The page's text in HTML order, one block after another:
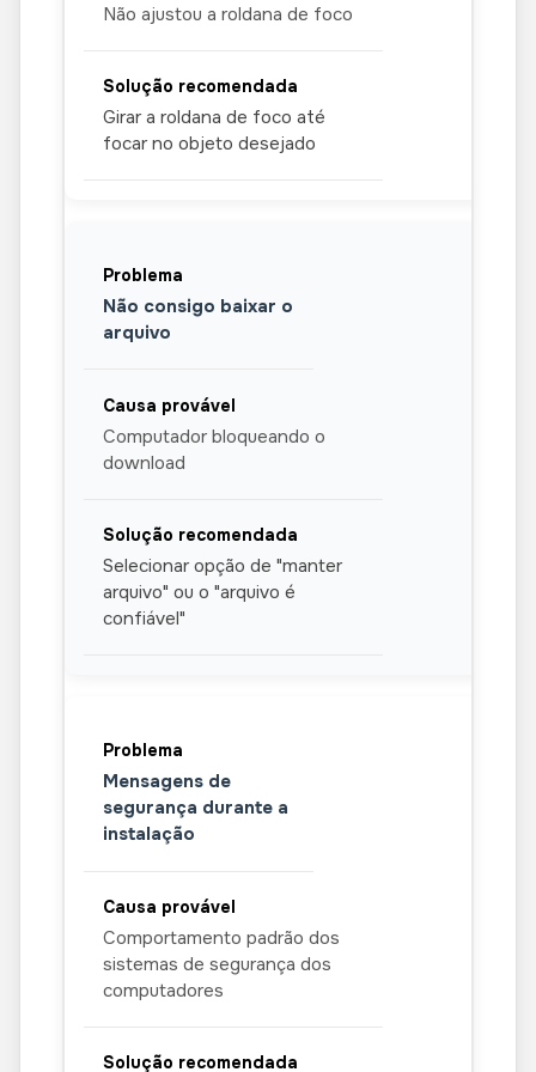
Não ajustou a roldana de foco
Girar a roldana de foco até
focar no objeto desejado
Não consigo baixar o
arquivo
Computador bloqueando o
download
Selecionar opção de "manter
arquivo" ou o "arquivo é
confiável"
Mensagens de
segurança durante a
instalação
Comportamento padrão dos
sistemas de segurança dos
computadores